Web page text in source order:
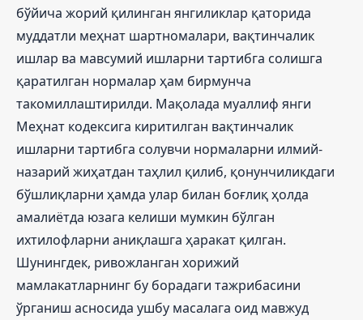
бўйича жорий қилинган янгиликлар қаторида
муддатли меҳнат шартномалари, вақтинчалик
ишлар ва мавсумий ишларни тартибга солишга
қаратилган нормалар ҳам бирмунча
такомиллаштирилди. Мақолада муаллиф янги
Меҳнат кодексига киритилган вақтинчалик
ишларни тартибга солувчи нормаларни илмий-
назарий жиҳатдан таҳлил қилиб, қонунчиликдаги
бўшлиқларни ҳамда улар билан боғлиқ ҳолда
амалиётда юзага келиши мумкин бўлган
ихтилофларни аниқлашга ҳаракат қилган.
Шунингдек, ривожланган хорижий
мамлакатларнинг бу борадаги тажрибасини
ўрганиш асносида ушбу масалага оид мавжуд